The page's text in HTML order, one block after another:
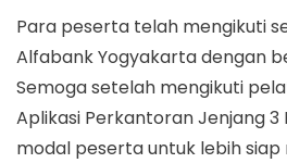
Para peserta telah mengikuti
Alfabank Yogyakarta dengan
Semoga setelah mengikuti
Aplikasi Perkantoran Jenjang 3
modal peserta untuk lebih siap